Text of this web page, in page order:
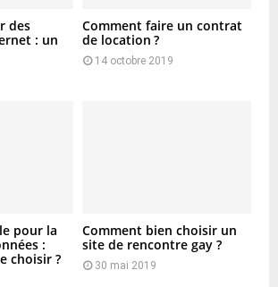
des
: un
Comment faire un contrat
de location ?
14 octobre 2019
pour la
:
choisir ?
Comment bien choisir un
site de rencontre gay ?
30 mai 2019